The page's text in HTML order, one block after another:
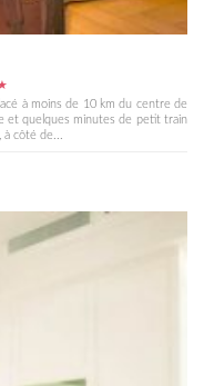
à moins de 10 km du centre de
et quelques minutes de petit train
côté de...